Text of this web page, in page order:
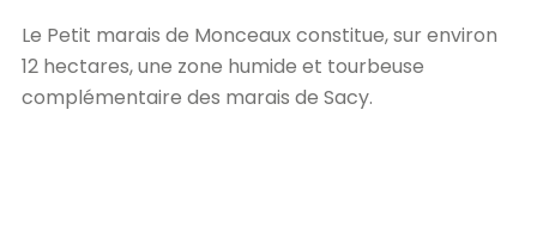
Le Petit marais de Monceaux constitue, sur environ
12 hectares, une zone humide et tourbeuse
complémentaire des marais de Sacy.